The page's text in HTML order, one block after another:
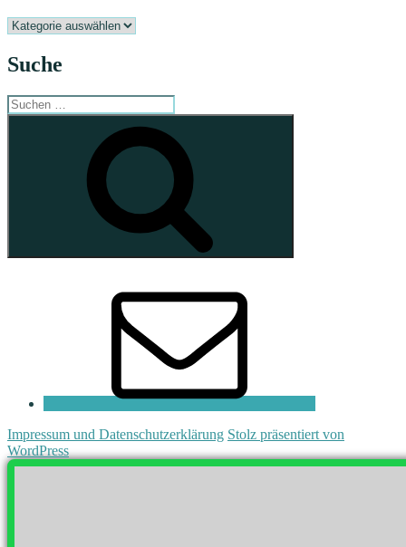
Kategorien
Suche
Suchen
nach:
Impressum und Datenschutzerklärung Stolz präsentiert von
WordPress